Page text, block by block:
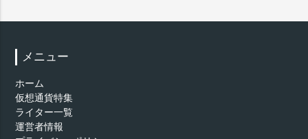
メニュー
ホーム
仮想通貨特集
ライター一覧
運営者情報